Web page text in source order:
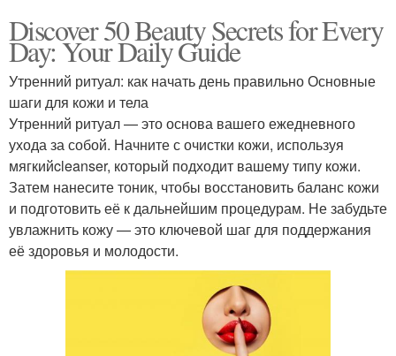
Discover 50 Beauty Secrets for Every
Day: Your Daily Guide
Утренний ритуал: как начать день правильно Основные
шаги для кожи и тела
Утренний ритуал — это основа вашего ежедневного
ухода за собой. Начните с очистки кожи, используя
мягкийcleanser, который подходит вашему типу кожи.
Затем нанесите тоник, чтобы восстановить баланс кожи
и подготовить её к дальнейшим процедурам. Не забудьте
увлажнить кожу — это ключевой шаг для поддержания
её здоровья и молодости.